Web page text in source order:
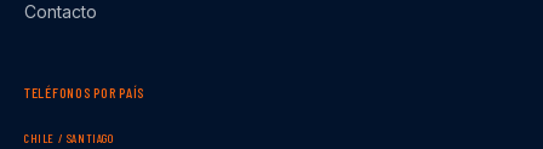
Contacto
TELÉFONOS POR PAÍS
CHILE / SANTIAGO